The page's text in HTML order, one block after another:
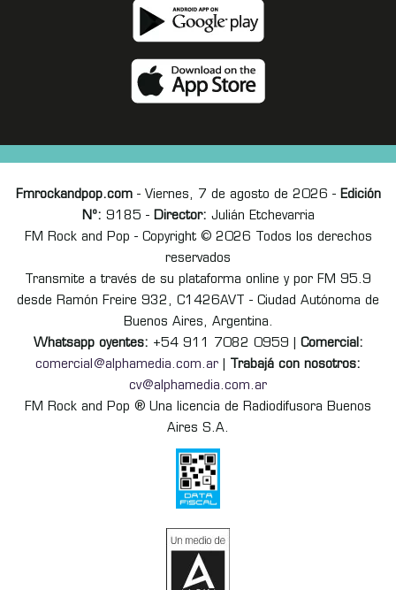
Fmrockandpop.com- Viernes, 7 de agosto de 2026 - Edición
Nº: 9185 - Director: Julián Etchevarria
FM Rock and Pop - Copyright © 2026 Todos los derechos
reservados
Transmite a través de su plataforma online y por FM 95.9
desde Ramón Freire 932, C1426AVT - Ciudad Autónoma de
Buenos Aires, Argentina.
Whatsapp oyentes: +54 911 7082 0959 | Comercial:
comercial@alphamedia.com.ar
Trabajá con nosotros:
cv@alphamedia.com.ar
FM Rock and Pop ® Una licencia de Radiodifusora Buenos
Aires S.A.